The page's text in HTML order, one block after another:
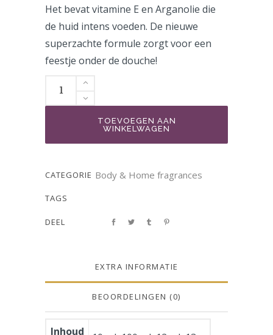
Het bevat vitamine E en Arganolie die
de huid intens voeden. De nieuwe
superzachte formule zorgt voor een
feestje onder de douche!
TOEVOEGEN AAN
WINKELWAGEN
CATEGORIE Body & Home fragrances
TAGS
DEEL
EXTRA INFORMATIE
BEOORDELINGEN (0)
Inhoud